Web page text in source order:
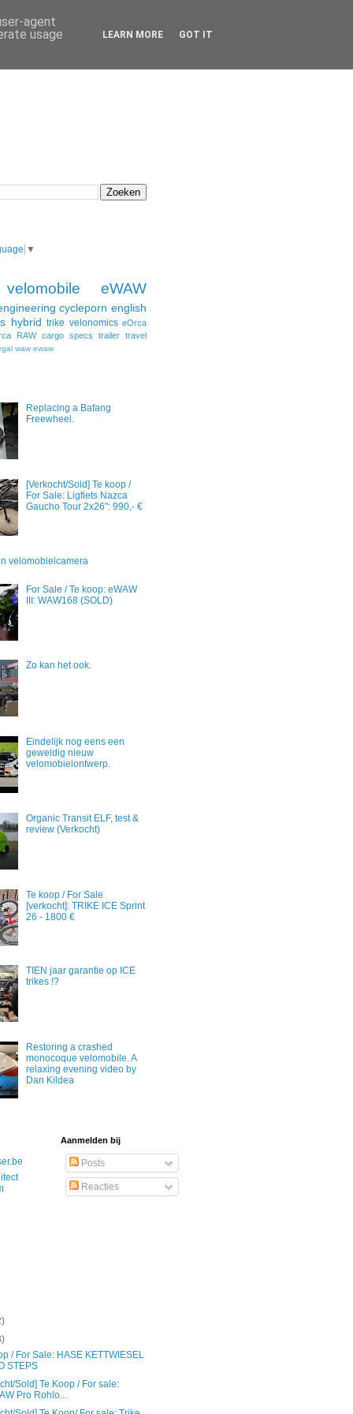
▼
velomobile
eWAW
cycleporn english
hybrid trike velonomics eOrca
RAW cargo specs trailer travel
waw ewaw
Replacing a Bafang
Freewheel.
[Verkocht/Sold] Te koop /
For Sale: Ligfiets Nazca
Gaucho Tour 2x26": 990,- €
velomobielcamera
For Sale / Te koop: eWAW
III: WAW168 (SOLD)
Zo kan het ook.
Eindelijk nog eens een
geweldig nieuw
velomobielontwerp.
Organic Transit ELF, test &
review (Verkocht)
Te koop / For Sale
[verkocht]: TRIKE ICE Sprint
26 - 1800 €
TIEN jaar garantie op ICE
trikes !?
Restoring a crashed
monocoque velomobile. A
relaxing evening video by
Dan Kildea
Aanmelden bij
Posts
Reacties
/ For Sale: HASE KETTWIESEL
STEPS
Sold] Te Koop / For sale:
Pro Rohlo...
agent
usage
LEARN MORE GOT IT